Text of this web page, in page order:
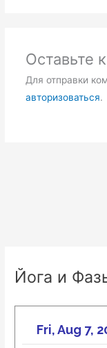
Оставьте
Для отправки
авторизоваться.
Йога и